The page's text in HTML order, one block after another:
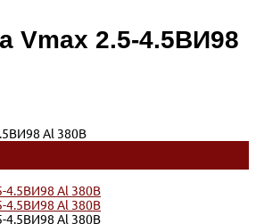
Vmax 2.5-4.5ВИ98
Al 380В